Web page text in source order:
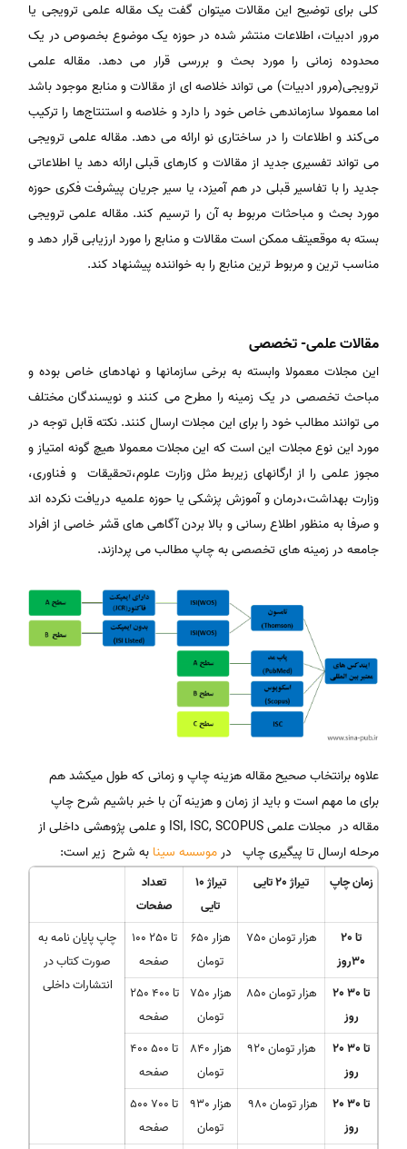
کلی برای توضیح این مقالات میتوان گفت یک مقاله علمی ترویجی یا
مرور ادبیات، اطلاعات منتشر شده در حوزه یک موضوع بخصوص در یک
محدوده زمانی را مورد بحث و بررسی قرار می دهد. مقاله علمی
ترویجی(مرور ادبیات) می تواند خلاصه ای از مقالات و منابع موجود باشد
اما معمولا سازماندهی خاص خود را دارد و خلاصه و استنتاج‌ها را ترکیب
می‌کند و اطلاعات را در ساختاری نو ارائه می دهد. مقاله علمی ترویجی
می تواند تفسیری جدید از مقالات و کارهای قبلی ارائه دهد یا اطلاعاتی
جدید را با تفاسیر قبلی در هم آمیزد، یا سیر جریان پیشرفت فکری حوزه
مورد بحث و مباحثات مربوط به آن را ترسیم کند. مقاله علمی ترویجی
بسته به موقعیتف ممکن است مقالات و منابع را مورد ارزیابی قرار دهد و
مناسب ترین و مربوط ترین منابع را به خواننده پیشنهاد کند.
مقالات علمی- تخصصی
این مجلات معمولا وابسته به برخی سازمانها و نهادهای خاص بوده و
مباحث تخصصی در یک زمینه را مطرح می کنند و نویسندگان مختلف
می توانند مطالب خود را برای این مجلات ارسال کنند. نکته قابل توجه در
مورد این نوع مجلات این است که این مجلات معمولا هیچ گونه امتیاز و
مجوز علمی را از ارگانهای زیربط مثل وزارت علوم،تحقیقات و فناوری،
وزارت بهداشت،درمان و آموزش پزشکی یا حوزه علمیه دریافت نکرده اند
و صرفا به منظور اطلاع رسانی و بالا بردن آگاهی های قشر خاصی از افراد
جامعه در زمینه های تخصصی به چاپ مطالب می پردازند.
علاوه برانتخاب صحیح مقاله هزینه چاپ و زمانی که طول میکشد هم
برای ما مهم است و باید از زمان و هزینه آن با خبر باشیم شرح چاپ
مقاله در مجلات علمی ISI, ISC, SCOPUS و علمی پژوهشی داخلی از
مرحله ارسال تا پیگیری چاپ درموسسه سینا به شرح زیر است:
زمان چاپ تیراژ 20 تایی
تیراژ 10
تایی
تعداد
صفحات
20تا
30روز
750 هزار تومان
650 هزار
تومان
100 تا 250
صفحه
چاپ پایان نامه به
صورت کتاب در
انتشارات داخلی
20تا 30
روز
850 هزار تومان
750 هزار
تومان
250 تا 400
صفحه
20تا 30
روز
920 هزار تومان
840 هزار
تومان
400 تا 500
صفحه
20تا 30
روز
980 هزار تومان
930 هزار
تومان
500 تا 700
صفحه